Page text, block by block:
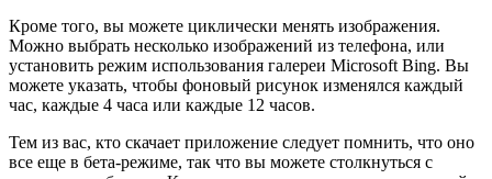
Кроме того, вы можете циклически менять изображения.
Можно выбрать несколько изображений из телефона, или
установить режим использования галереи Microsoft Bing. Вы
можете указать, чтобы фоновый рисунок изменялся каждый
час, каждые 4 часа или каждые 12 часов.
Тем из вас, кто скачает приложение следует помнить, что оно
все еще в бета-режиме, так что вы можете столкнуться с